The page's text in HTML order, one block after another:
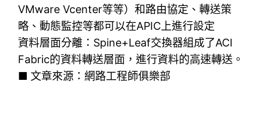
VMware Vcenter等等）和路由協定、轉送策
略、動態監控等都可以在APIC上進行設定
資料層面分離：Spine+Leaf交換器組成了ACI
Fabric的資料轉送層面，進行資料的高速轉送。
■ 文章來源：網路工程師俱樂部